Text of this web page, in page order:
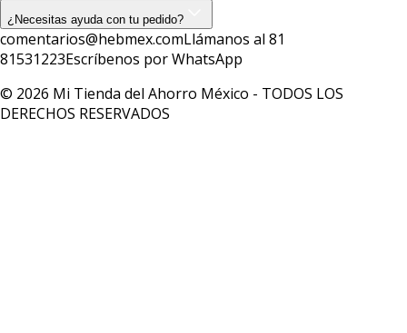
¿Necesitas ayuda con tu pedido?
comentarios@hebmex.comLlámanos al 81
81531223Escríbenos por WhatsApp
© 2026 Mi Tienda del Ahorro México - TODOS LOS
DERECHOS RESERVADOS